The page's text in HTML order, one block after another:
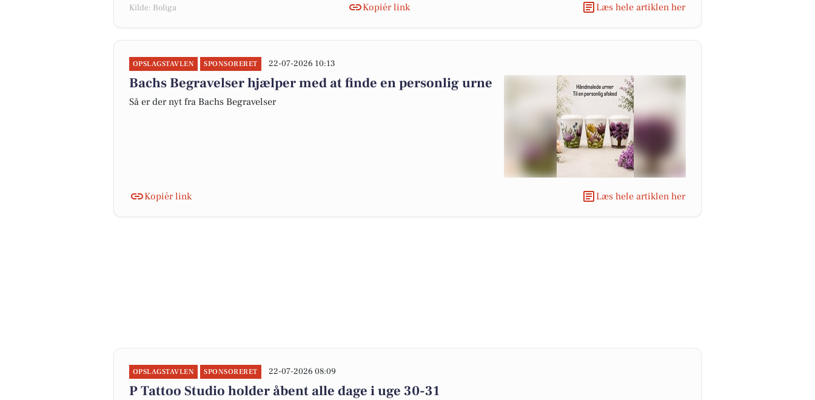
Kilde: Boliga Kopiér link Læs hele artiklen her
OPSLAGSTAVLEN SPONSORERET 22-07-2026 10:13
Bachs Begravelser hjælper med at finde en personlig urne
Så er der nyt fra Bachs Begravelser
Kopiér link Læs hele artiklen her
OPSLAGSTAVLEN SPONSORERET 22-07-2026 08:09
P Tattoo Studio holder åbent alle dage i uge 30-31